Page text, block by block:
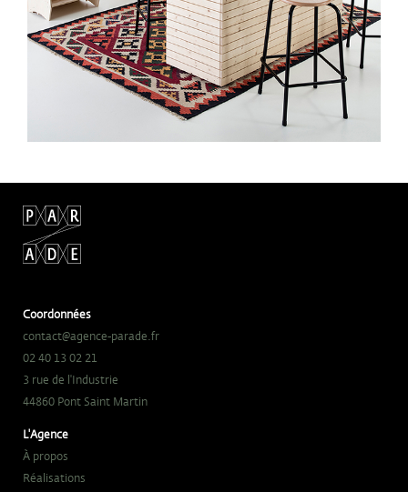
Coordonnées
contact@agence-parade.fr
02 40 13 02 21
3 rue de l'Industrie
44860 Pont Saint Martin
L'Agence
À propos
Réalisations